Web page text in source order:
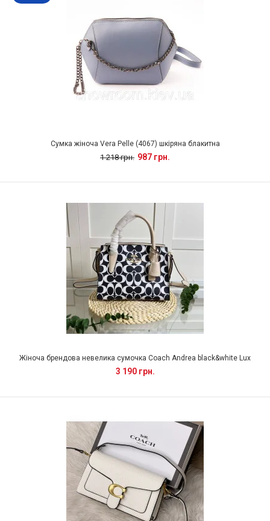
Сумка жіноча Vera Pelle (4067) шкіряна блакитна
1 218 грн. 987 грн.
Жіноча брендова невелика сумочка Coach Andrea black&white Lux
3 190 грн.